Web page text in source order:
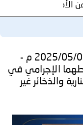
العامة لمجلس
مصر ـ 1446/11/10هــ الموافق 2025/05/08 م -
الإجرامي في
والذخائر غير